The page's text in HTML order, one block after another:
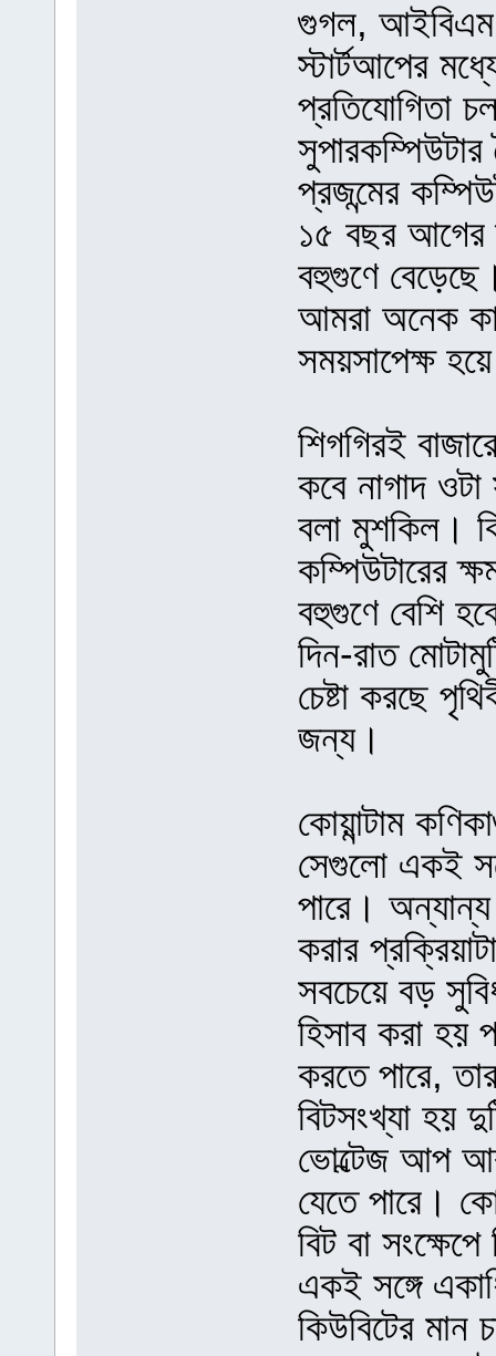
গুগল, আইবিএম
স্টার্টআপের
প্রতিযোগিতা
প্রজন্মের
১৫ বছর আগের
বহুগুণে
আমরা অনেক
সময়সাপেক্ষ
শিগগিরই
কবে নাগাদ
বলা মুশকিল।
কম্পিউটারের
বহুগুণে বেশি
দিন-রাত
চেষ্টা করছে
জন্য।
কোয়ান্টাম
সেগুলো একই
পারে।
করার
সবচেয়ে বড়
হিসাব করা হয়
করতে পারে,
বিটসংখ্যা হয়
ভোল্টেজ আপ
যেতে পারে।
বিট বা
একই সঙ্গে
কিউবিটের